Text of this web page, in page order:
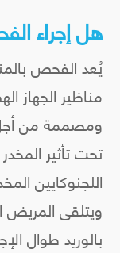
هل إجراء
يُعد الفحص
مناظير الجهاز
ومصممة من
تحت تأثير
اللجنوكايين
ويتلقى المريض
بالوريد طوال